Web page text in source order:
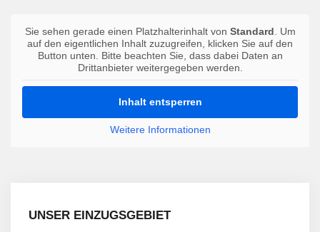
Sie sehen gerade einen Platzhalterinhalt von Standard . Um
auf den eigentlichen Inhalt zuzugreifen, klicken Sie auf den
Button unten. Bitte beachten Sie, dass dabei Daten an
Drittanbieter weitergegeben werden.
Inhalt entsperren
Weitere Informationen
UNSER EINZUGSGEBIET